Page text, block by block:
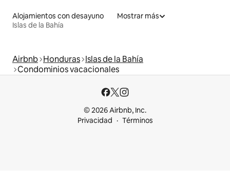
Alojamientos con desayuno
Islas de la Bahía
Mostrar más
Airbnb Honduras Islas de la Bahía
Condominios vacacionales
© 2026 Airbnb, Inc.
Privacidad
Términos